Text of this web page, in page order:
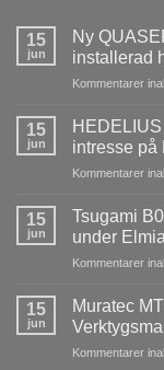
15
jun
Ny
installerad
Kommentarer
15
jun
intresse på
Kommentarer
15
jun
Tsugami
under
Kommentarer
15
jun
Muratec
Kommentarer